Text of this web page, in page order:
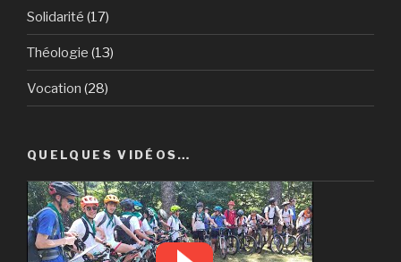
Solidarité (17)
Théologie (13)
Vocation (28)
QUELQUES VIDÉOS…